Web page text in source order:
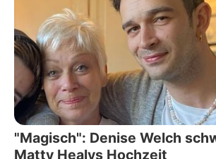
"Magisch": Denise Welch
Matty Healys Hochzeit